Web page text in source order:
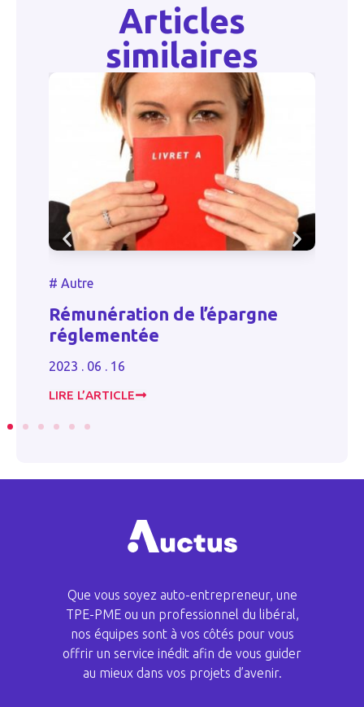
Articles
similaires
# Autre
Rémunération de l’épargne
réglementée
2023 . 06 . 16
LIRE L’ARTICLE
Que vous soyez auto-entrepreneur, une
TPE-PME ou un professionnel du libéral,
nos équipes sont à vos côtés pour vous
offrir un service inédit afin de vous guider
au mieux dans vos projets d’avenir.